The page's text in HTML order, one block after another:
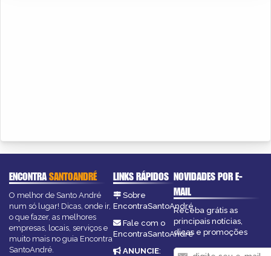
ENCONTRASANTOANDRÉ
O melhor de Santo André
num só lugar! Dicas, onde ir,
o que fazer, as melhores
empresas, locais, serviços e
muito mais no guia Encontra
SantoAndré.
LINKS RÁPIDOS
Sobre
EncontraSantoAndré
Fale com o
EncontraSantoAndré
ANUNCIE:
NOVIDADES POR E-
MAIL
Receba grátis as
principais notícias,
dicas e promoções